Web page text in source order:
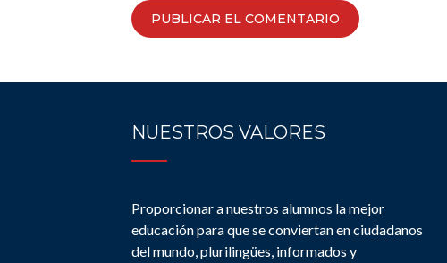
NUESTROS VALORES
Proporcionar a nuestros alumnos la mejor
educación para que se conviertan en ciudadanos
del mundo, plurilingües, informados y